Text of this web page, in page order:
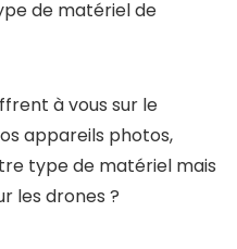
de matériel de
à vous sur le
appareils photos,
type de matériel mais
les drones ?